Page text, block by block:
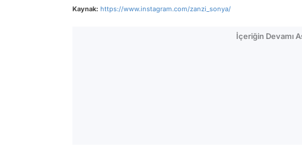
Kaynak: https://www.instagram.com/zanzi_sonya/
İçeriğin Devamı